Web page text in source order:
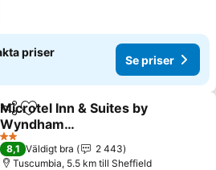
priser
Se priser
Dela Lägg till i Mina Favoriter
Microtel Inn & Suites by
Wyndham
Tuscumbia/Muscle
Shoals
Se priser
2 Stjärnor
8,1 Väldigt bra
2 443
Tuscumbia, 5.5 km till Sheffield